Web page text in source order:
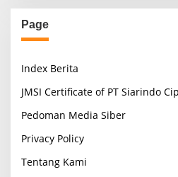
Page
Index Berita
JMSI Certificate of PT Siarindo
Pedoman Media Siber
Privacy Policy
Tentang Kami